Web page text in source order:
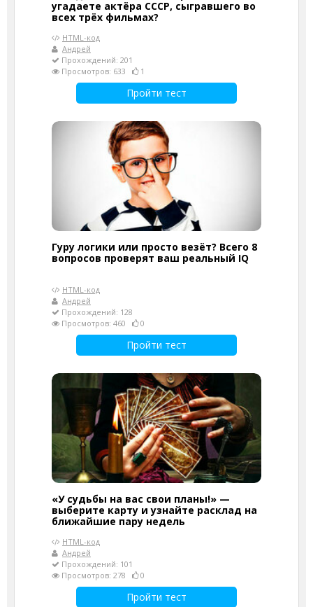
угадаете актёра СССР, сыгравшего во
всех трёх фильмах?
HTML-код
Андрей
Прохождений: 201
Просмотров: 633
1
Пройти тест
Гуру логики или просто везёт? Всего 8
вопросов проверят ваш реальный IQ
HTML-код
Андрей
Прохождений: 128
Просмотров: 460
0
Пройти тест
«У судьбы на вас свои планы!» —
выберите карту и узнайте расклад на
ближайшие пару недель
HTML-код
Андрей
Прохождений: 101
Просмотров: 278
0
Пройти тест